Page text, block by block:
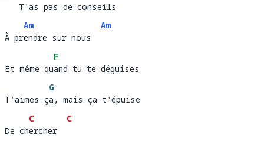
   T'as pas de consei
   T'as pas de conseils
À pr
Am
endre sur nous
Am
À prendre sur nous
Et même qu
F
a
Et même quand tu te déguises
T'aimes ç
G
a
T'aimes ça, mais ça t'épuise
De ch
C
ercher
C
De chercher